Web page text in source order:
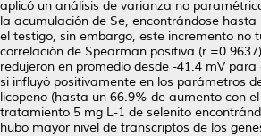
aplicó un análisis de varianza no
la acumulación de Se, encontrándose
el testigo, sin embargo, este incremento no
correlación de Spearman positiva (r
redujeron en promedio desde -41.4 mV
si influyó positivamente en los parámetros
licopeno (hasta un 66.9% de aumento con
tratamiento 5 mg L-1 de selenito
hubo mayor nivel de transcriptos de los